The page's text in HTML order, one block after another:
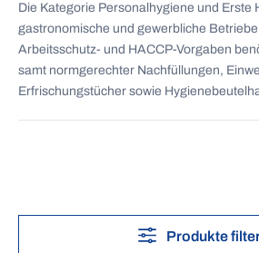
Die Kategorie Personalhygiene und Erste
gastronomische und gewerbliche
Arbeitsschutz- und HACCP-Vorgaben
samt normgerechter Nachfüllungen,
Erfrischungstücher sowie
Produkte